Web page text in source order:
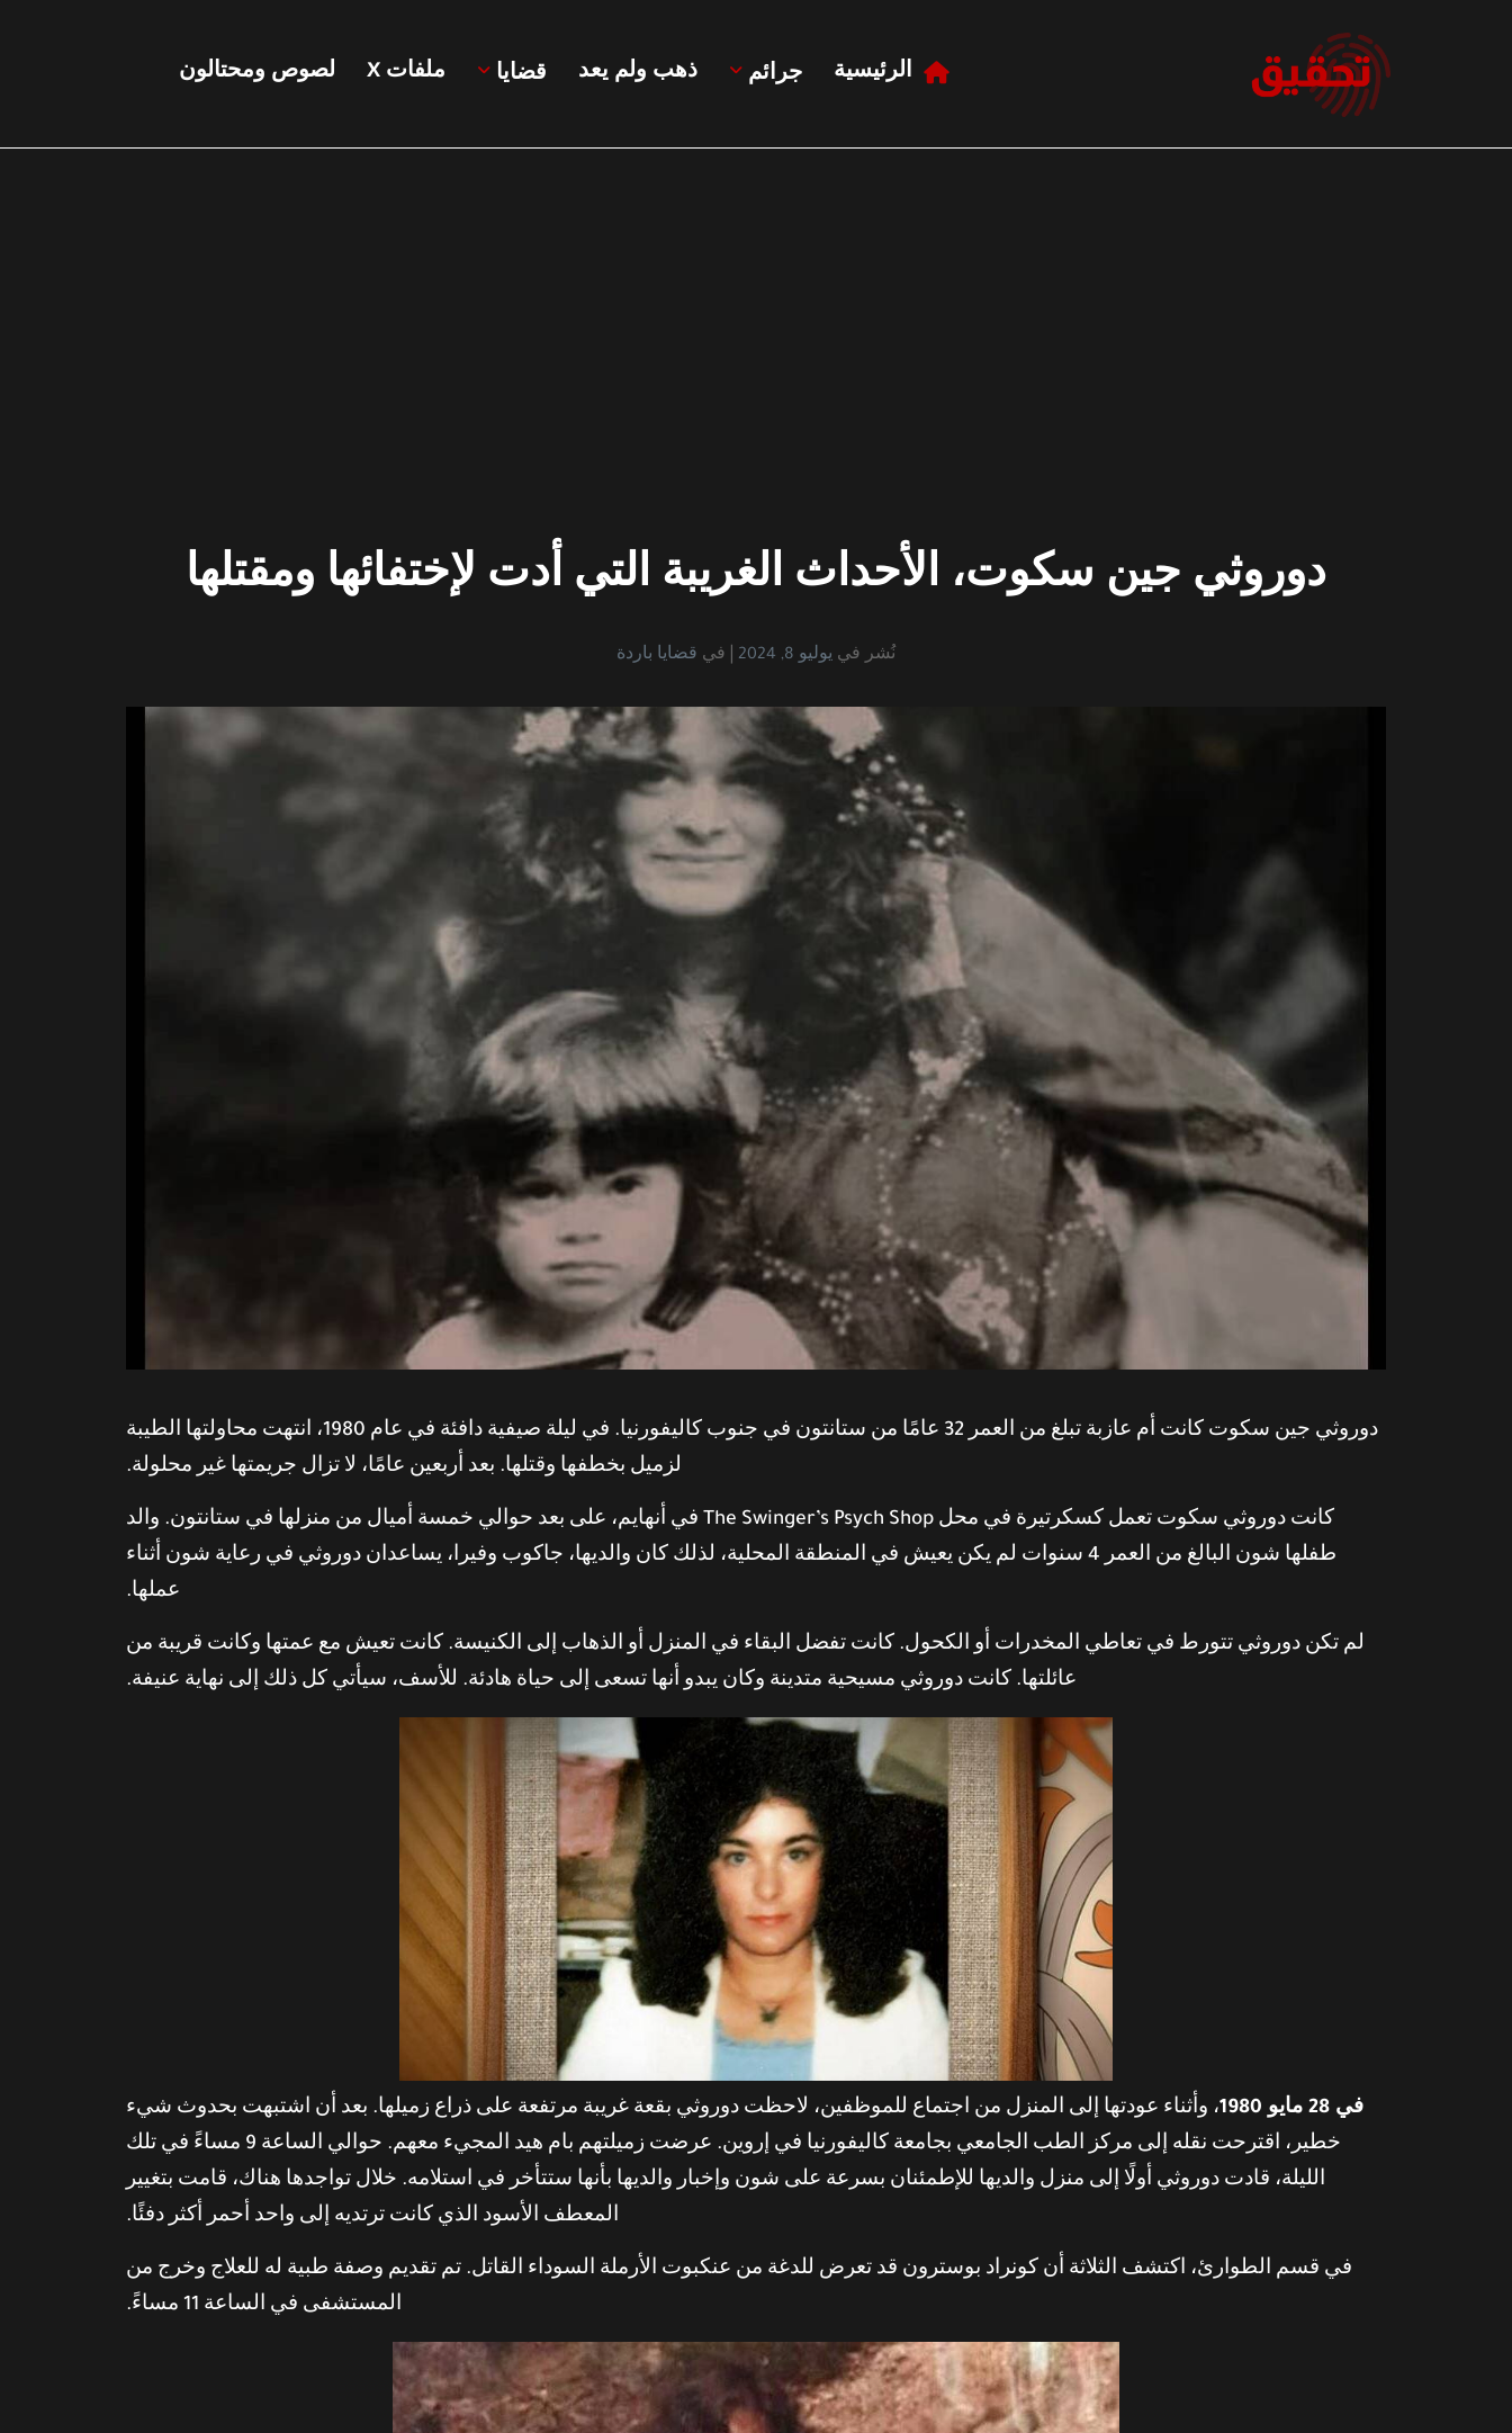
الرئيسية جرائم ذهب ولم يعد قضايا ملفات X لصوص ومحتالون
دوروثي جين سكوت، الأحداث الغريبة التي أدت لإختفائها ومقتلها
نُشر في يوليو 8, 2024 في قضايا باردة
دوروثي جين سكوت كانت أم عازبة تبلغ من العمر 32 عامًا من ستانتون في جنوب كاليفورنيا. في ليلة صيفية دافئة في عام 1980، انتهت محاولتها الطيبة
لزميل بخطفها وقتلها. بعد أربعين عامًا، لا تزال جريمتها غير محلولة.
كانت دوروثي سكوت تعمل كسكرتيرة في محل The Swinger’s Psych Shop في أنهايم، على بعد حوالي خمسة أميال من منزلها في ستانتون. والد
طفلها شون البالغ من العمر 4 سنوات لم يكن يعيش في المنطقة المحلية، لذلك كان والديها، جاكوب وفيرا، يساعدان دوروثي في رعاية شون أثناء
عملها.
لم تكن دوروثي تتورط في تعاطي المخدرات أو الكحول. كانت تفضل البقاء في المنزل أو الذهاب إلى الكنيسة. كانت تعيش مع عمتها وكانت قريبة من
عائلتها. كانت دوروثي مسيحية متدينة وكان يبدو أنها تسعى إلى حياة هادئة. للأسف، سيأتي كل ذلك إلى نهاية عنيفة.
في 28 مايو 1980
، وأثناء عودتها إلى المنزل من اجتماع للموظفين، لاحظت دوروثي بقعة غريبة مرتفعة على ذراع زميلها. بعد أن اشتبهت بحدوث شيء
خطير، اقترحت نقله إلى مركز الطب الجامعي بجامعة كاليفورنيا في إروين. عرضت زميلتهم بام هيد المجيء معهم. حوالي الساعة 9 مساءً في تلك
الليلة، قادت دوروثي أولًا إلى منزل والديها للإطمئنان بسرعة على شون وإخبار والديها بأنها ستتأخر في استلامه. خلال تواجدها هناك، قامت بتغيير
المعطف الأسود الذي كانت ترتديه إلى واحد أحمر أكثر دفئًا.
في قسم الطوارئ، اكتشف الثلاثة أن كونراد بوسترون قد تعرض للدغة من عنكبوت الأرملة السوداء القاتل. تم تقديم وصفة طبية له للعلاج وخرج من
المستشفى في الساعة 11 مساءً.